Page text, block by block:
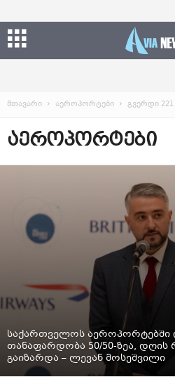
მთავარი აეროპორტები გვერდი 221
ᲐᲔᲠᲝᲞᲝᲠᲢᲔᲑᲘ
საქართველოს აეროპორტებში
თანაფარდობა 50/50-ზეა, დღის
გაიზარდა – ლევან მოსეშვილი